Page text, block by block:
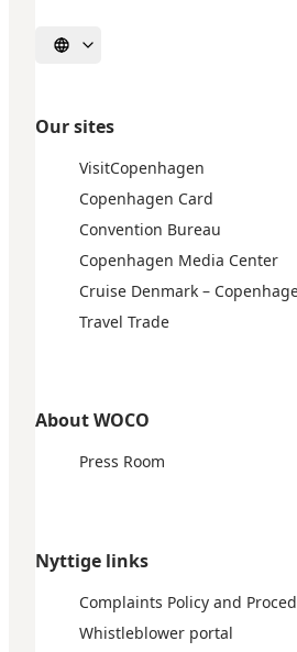
Select language
Our sites
VisitCopenhagen
Copenhagen Card
Convention Bureau
Copenhagen Media Center
Cruise Denmark –
Travel Trade
About WOCO
Press Room
Nyttige links
Complaints Policy and
Whistleblower portal